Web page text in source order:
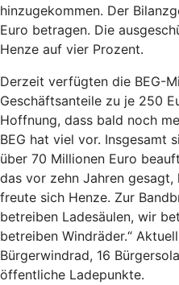
hinzugekommen. Der
Euro betragen. Die
Henze auf vier Prozent.
Derzeit verfügten die BEG-
Geschäftsanteile zu je 250
Hoffnung, dass bald noch
BEG hat viel vor. Insgesamt
über 70 Millionen Euro
das vor zehn Jahren gesagt,
freute sich Henze. Zur
betreiben Ladesäulen, wir
betreiben Windräder.“
Bürgerwindrad, 16
öffentliche Ladepunkte.